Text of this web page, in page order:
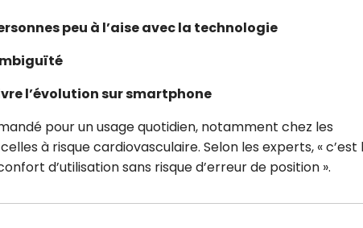
peu à l’aise avec la technologie
l’évolution sur smartphone
pour un usage quotidien, notamment chez les
à risque cardiovasculaire. Selon les experts, « c’est
d’utilisation sans risque d’erreur de position ».